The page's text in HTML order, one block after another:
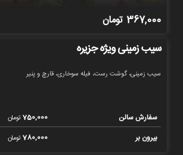
367,000 تومان
سیب زمینی ویژه جزیره
سیب زمینی، گوشت رست، فیله سوخاری، قارچ و پنیر
سفارش سالن 750,000تومان
بیرون بر 780,000تومان